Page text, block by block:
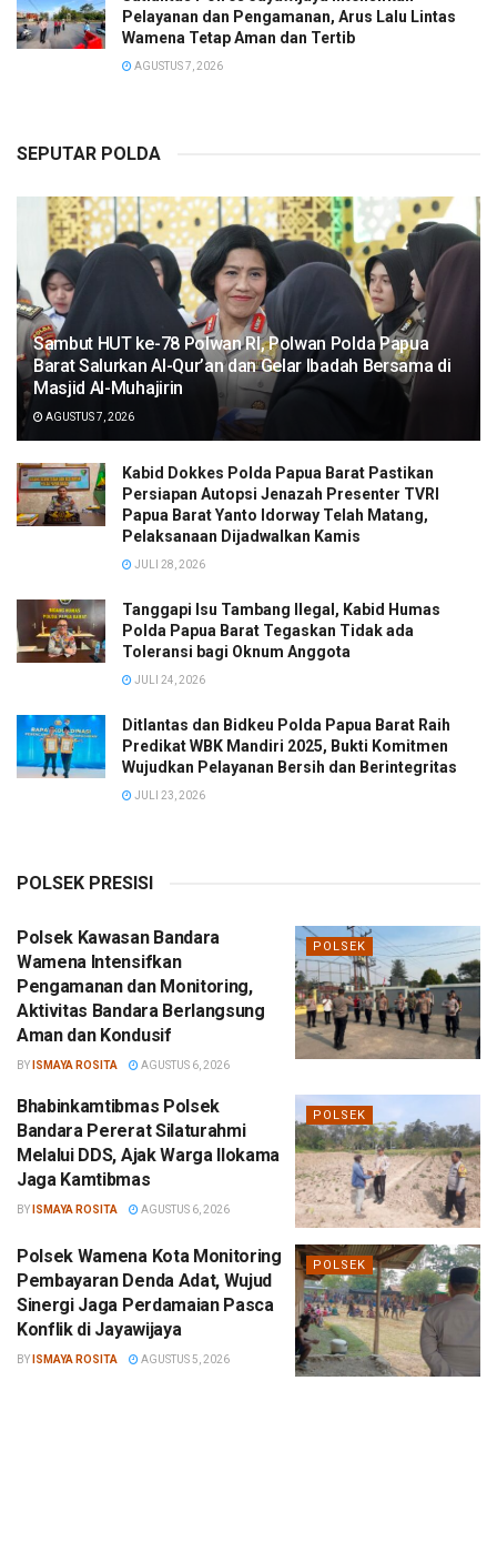
Pelayanan dan Pengamanan, Arus Lalu Lintas
Wamena Tetap Aman dan Tertib
AGUSTUS 7, 2026
SEPUTAR POLDA
Sambut HUT ke-78 Polwan RI, Polwan Polda Papua
Barat Salurkan Al-Qur’an dan Gelar Ibadah Bersama di
Masjid Al-Muhajirin
AGUSTUS 7, 2026
Kabid Dokkes Polda Papua Barat Pastikan
Persiapan Autopsi Jenazah Presenter TVRI
Papua Barat Yanto Idorway Telah Matang,
Pelaksanaan Dijadwalkan Kamis
JULI 28, 2026
Tanggapi Isu Tambang Ilegal, Kabid Humas
Polda Papua Barat Tegaskan Tidak ada
Toleransi bagi Oknum Anggota
JULI 24, 2026
Ditlantas dan Bidkeu Polda Papua Barat Raih
Predikat WBK Mandiri 2025, Bukti Komitmen
Wujudkan Pelayanan Bersih dan Berintegritas
JULI 23, 2026
POLSEK PRESISI
POLSEK
Polsek Kawasan Bandara
Wamena Intensifkan
Pengamanan dan Monitoring,
Aktivitas Bandara Berlangsung
Aman dan Kondusif
BY ISMAYA ROSITA AGUSTUS 6, 2026
POLSEK
Bhabinkamtibmas Polsek
Bandara Pererat Silaturahmi
Melalui DDS, Ajak Warga Ilokama
Jaga Kamtibmas
BY ISMAYA ROSITA AGUSTUS 6, 2026
POLSEK
Polsek Wamena Kota Monitoring
Pembayaran Denda Adat, Wujud
Sinergi Jaga Perdamaian Pasca
Konflik di Jayawijaya
BY ISMAYA ROSITA AGUSTUS 5, 2026